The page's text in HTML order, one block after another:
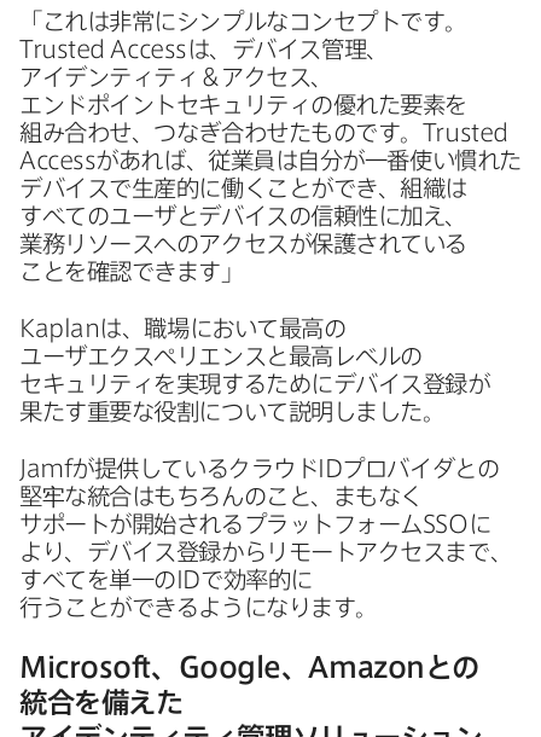
「これは​非常に​シンプルな​コンセプトです。
Trusted Access は、​デバイス管理、​
アイデンティティ＆アクセス、​
エンドポイントセキュリティの​優れた​要素を​
組み合わせ、​つなぎ合わせた​ものです。 Trusted
Accessが​あれば、​従業員は​自分が​一番​使い​慣れた​
デバイスで​生産的に​働く​ことができ、​組織は​
すべての​ユーザと​デバイスの​信頼性に​加え、​
業務リソースへの​アクセスが​保護されている​
ことを​確認できます」
Kaplan は、​職場に​おいて​最高の​
ユーザエクスペリエンスと​最高レベルの​
セキュリティを​実現する​ために​デバイス登録が​
果たす重要な​役割に​ついて​説明しました。
Jamfが​提供している​クラウド IDプロバイダとの​
堅牢な​統合は​もちろんの​こと、​まもなく​
サポートが​開始される​プラットフォームSSO に​
より、​デバイス登録から​リモートアクセスまで、​
すべてを​単一の IDで​効率的に​
行うことができるようになります。
Microsoft、 Google、 Amazon との​
統合を​備えた​